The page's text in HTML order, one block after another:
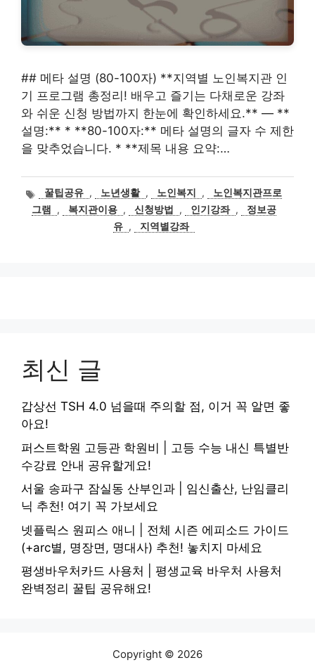
## 메타 설명 (80-100자) **지역별 노인복지관 인
기 프로그램 총정리! 배우고 즐기는 다채로운 강좌
와 쉬운 신청 방법까지 한눈에 확인하세요.** — **
설명:** * **80-100자:** 메타 설명의 글자 수 제한
을 맞추었습니다. * **제목 내용 요약:…
태
그
꿀팁공유 , 노년생활 , 노인복지 ,
노인복지관프로
그램
, 복지관이용 , 신청방법 , 인기강좌 ,
정보공
유 , 지역별강좌
최신 글
갑상선 TSH 4.0 넘을때 주의할 점, 이거 꼭 알면 좋
아요!
퍼스트학원 고등관 학원비 | 고등 수능 내신 특별반
수강료 안내 공유할게요!
서울 송파구 잠실동 산부인과 | 임신출산, 난임클리
닉 추천! 여기 꼭 가보세요
넷플릭스 원피스 애니 | 전체 시즌 에피소드 가이드
(+arc별, 명장면, 명대사) 추천! 놓치지 마세요
평생바우처카드 사용처 | 평생교육 바우처 사용처
완벽정리 꿀팁 공유해요!
Copyright © 2026